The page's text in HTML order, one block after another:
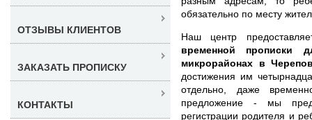
обязательно по месту
Наш центр
временной прописки
микрорайонах в
достижения им
отдельно, даже
предложение - мы
регистрации родителя и
ОТЗЫВЫ КЛИЕНТОВ
ЗАКАЗАТЬ ПРОПИСКУ
КОНТАКТЫ